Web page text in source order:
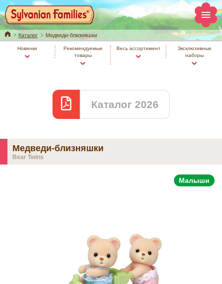
HomeКаталог Медведи-близняшки
Новинки
Рекомендуемые
товары
Весь ассортимент
Эксклюзивные
наборы
Каталог 2026
Медведи-близняшки
Bear Twins
Малыши